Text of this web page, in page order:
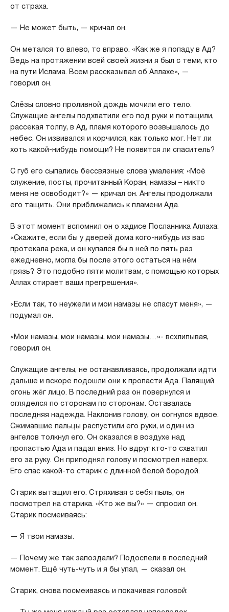
от страха.
— Не может быть, — кричал он.
Он метался то влево, то вправо. «Как же я попаду в Ад?
Ведь на протяжении всей своей жизни я был с теми, кто
на пути Ислама. Всем рассказывал об Аллахе», —
говорил он.
Слёзы словно проливной дождь мочили его тело.
Служащие ангелы подхватили его под руки и потащили,
рассекая толпу, в Ад, пламя которого возвышалось до
небес. Он извивался и корчился, как только мог. Нет ли
хоть какой-нибудь помощи? Не появится ли спаситель?
С губ его сыпались бессвязные слова умаления: «Моё
служение, посты, прочитанный Коран, намазы – никто
меня не освободит?» — кричал он. Ангелы продолжали
его тащить. Они приближались к пламени Ада.
В этот момент вспомнил он о хадисе Посланника Аллаха:
«Скажите, если бы у дверей дома кого-нибудь из вас
протекала река, и он купался бы в ней по пять раз
ежедневно, могла бы после этого остаться на нём
грязь? Это подобно пяти молитвам, с помощью которых
Аллах стирает ваши прегрешения».
«Если так, то неужели и мои намазы не спасут меня», —
подумал он.
«Мои намазы, мои намазы, мои намазы…»- всхлипывая,
говорил он.
Служащие ангелы, не останавливаясь, продолжали идти
дальше и вскоре подошли они к пропасти Ада. Палящий
огонь жёг лицо. В последний раз он повернулся и
огляделся по сторонам по сторонам. Оставалась
последняя надежда. Наклонив голову, он согнулся вдвое.
Сжимавшие пальцы распустили его руки, и один из
ангелов толкнул его. Он оказался в воздухе над
пропастью Ада и падал вниз. Но вдруг кто-то схватил
его за руку. Он приподнял голову и посмотрел наверх.
Его спас какой-то старик с длинной белой бородой.
Старик вытащил его. Стряхивая с себя пыль, он
посмотрел на старика. «Кто же вы?» — спросил он.
Старик посмеиваясь:
— Я твои намазы.
— Почему же так запоздали? Подоспели в последний
момент. Ещё чуть-чуть и я бы упал, — сказал он.
Старик, снова посмеиваясь и покачивая головой: